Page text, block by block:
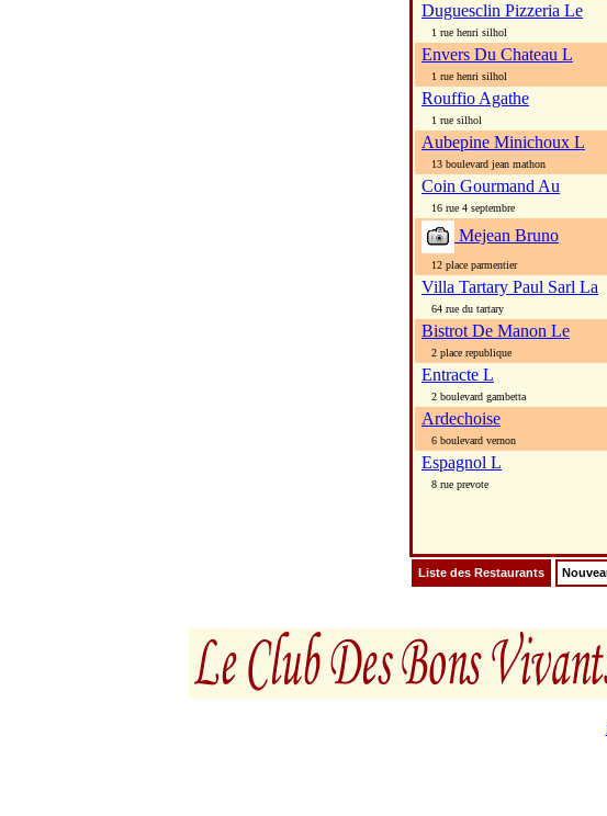
Duguesclin Pizzeria Le
1 rue henri silhol
Envers Du Chateau L
1 rue henri silhol
Rouffio Agathe
1 rue silhol
Aubepine Minichoux L
13 boulevard jean mathon
Coin Gourmand Au
16 rue 4 septembre
Mejean Bruno
12 place parmentier
Villa Tartary Paul Sarl La
64 rue du tartary
Bistrot De Manon Le
2 place republique
Entracte L
2 boulevard gambetta
Ardechoise
6 boulevard vernon
Espagnol L
8 rue prevote
Liste des Restaurants